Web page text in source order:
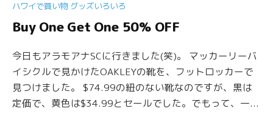
ハワイで買い物 グッズいろいろ
Buy One Get One 50% OFF
今日もアラモアナSCに行きました(笑)。 マッカーリーバ
イシクルで見かけたOAKLEYの靴を、フットロッカーで
見つけました。 $74.99の紐のない靴なのですが、黒は
定価で、黄色は$34.99とセールでした。でもって、一...